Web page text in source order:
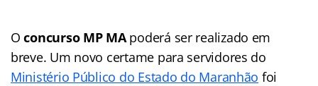
Oconcurso MP MApoderá ser realizado em
breve. Um novo certame para servidores do
Ministério Público do Estado do Maranhão foi